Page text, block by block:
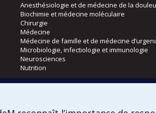
Anesthésiologie et de médecine de la
Biochimie et médecine moléculaire
Chirurgie
Médecine
Médecine de famille et de médecine
Microbiologie, infectiologie et immunologie
Neurosciences
Nutrition